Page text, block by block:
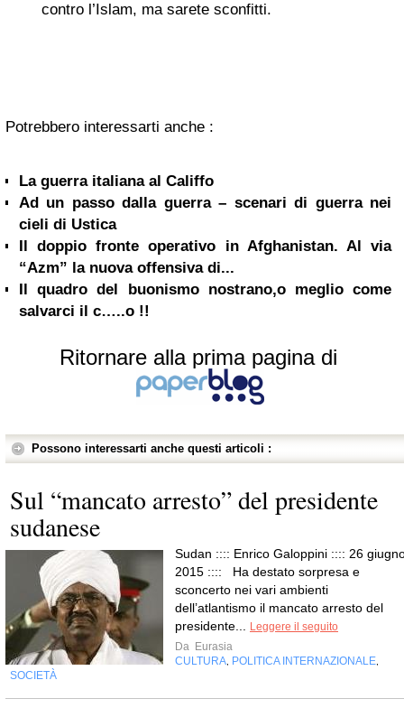
contro l’Islam, ma sarete sconfitti.
Potrebbero interessarti anche :
La guerra italiana al Califfo
Ad un passo dalla guerra – scenari di guerra nei
cieli di Ustica
Il doppio fronte operativo in Afghanistan. Al via
“Azm” la nuova offensiva di...
Il quadro del buonismo nostrano,o meglio come
salvarci il c…..o !!
Ritornare alla prima pagina di
Possono interessarti anche questi articoli :
Sul “mancato arresto” del presidente
sudanese
Sudan :::: Enrico Galoppini :::: 26
2015 :::: Ha destato sorpresa e
sconcerto nei vari ambienti
dell’atlantismo il mancato arresto del
presidente...
Leggere il seguito
Da Eurasia
CULTURA POLITICA INTERNAZIONALE
SOCIETÀ